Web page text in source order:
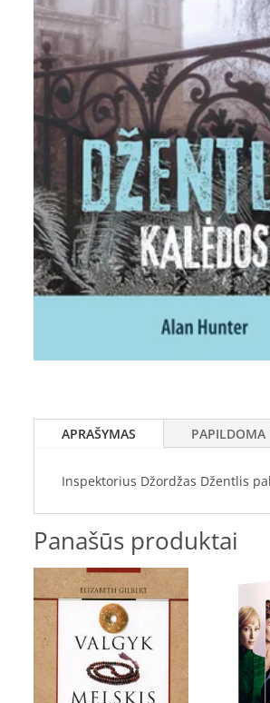
APRAŠYMAS PAPILDOMA
Inspektorius Džordžas Džentlis
Panašūs produktai